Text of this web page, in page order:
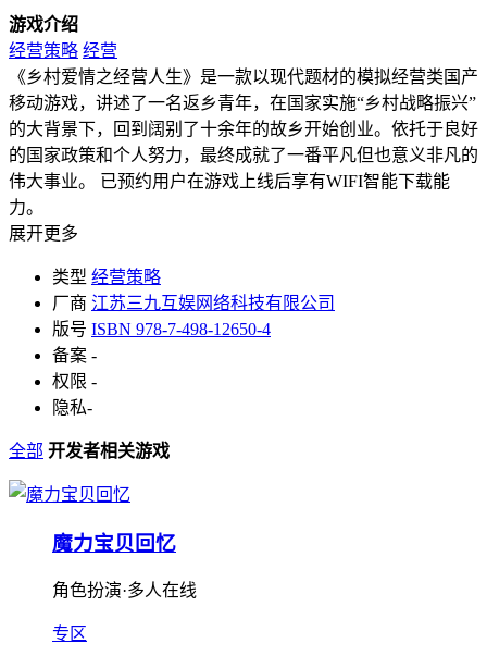
游戏介绍
经营策略 经营
《乡村爱情之经营人生》是一款以现代题材的模拟经营类国产
移动游戏，讲述了一名返乡青年，在国家实施“乡村战略振兴”
的大背景下，回到阔别了十余年的故乡开始创业。依托于良好
的国家政策和个人努力，最终成就了一番平凡但也意义非凡的
伟大事业。 已预约用户在游戏上线后享有WIFI智能下载能
力。
展开更多
类型 经营策略
厂商 江苏三九互娱网络科技有限公司
版号 ISBN 978-7-498-12650-4
备案 -
权限 -
隐私-
全部 开发者相关游戏
魔力宝贝回忆
角色扮演·多人在线
专区